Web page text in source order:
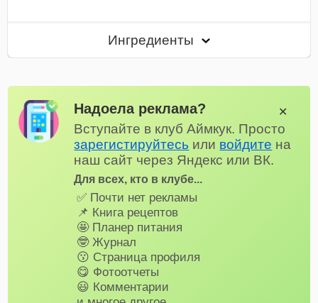
Ингредиенты
Надоела реклама?
Вступайте в клуб Аймкук. Просто
зарегистируйтесь или войдите на
наш сайт через Яндекс или ВК.
Для всех, кто в клубе...
✅ Почти нет рекламы
📌 Книга рецептов
🤩 Планер питания
🤓 Журнал
😗 Страница профиля
😋 Фотоотчеты
😃 Комментарии
✕